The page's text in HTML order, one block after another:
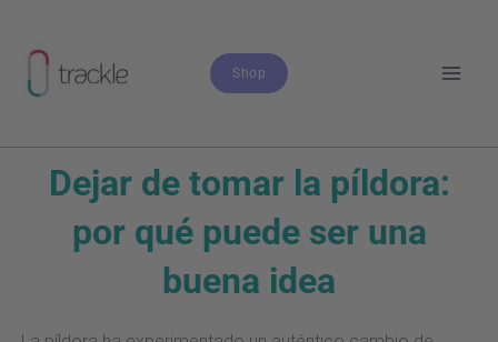
springen
Shop
Dejar de tomar la píldora:
por qué puede ser una
buena idea